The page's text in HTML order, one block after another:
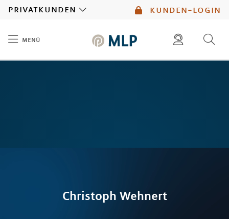
kunden-login
privatkunden
menü
Christoph Wehnert